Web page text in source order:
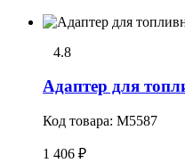
4.8
Адаптер для
Код товара: M5587
1 406 ₽